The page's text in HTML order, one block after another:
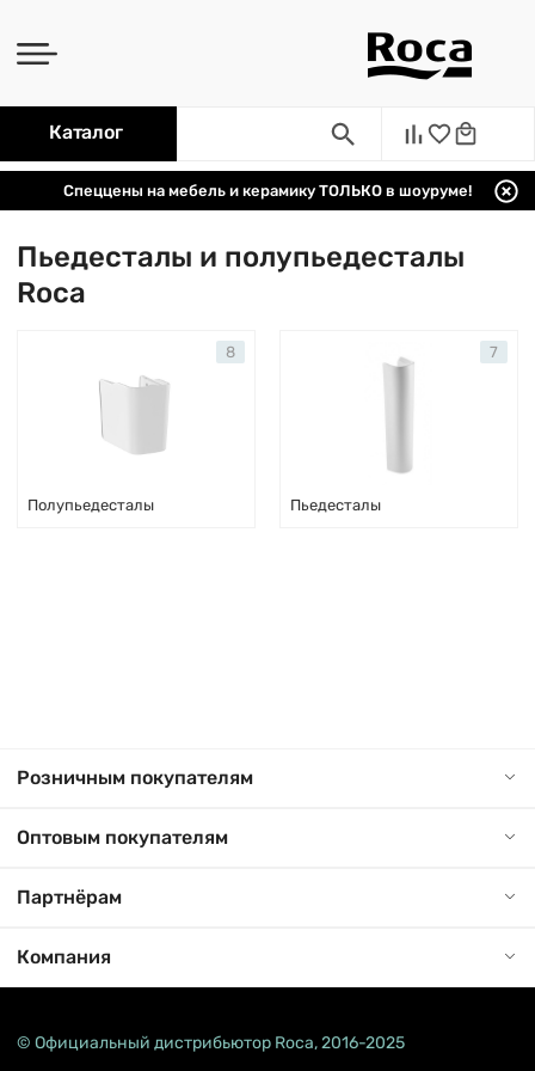
Каталог
Спеццены на мебель и керамику ТОЛЬКО в шоуруме!
Пьедесталы и полупьедесталы
Roca
Полупьедесталы
8
Пьедесталы
7
Розничным покупателям
Оптовым покупателям
Партнёрам
Компания
© Официальный дистрибьютор Roca, 2016-2025